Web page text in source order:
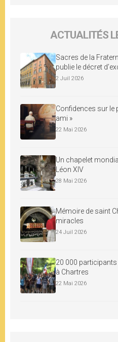
ACTUALITÉS
Sacres de la
publie le décret
2 Juil 2026
Confidences sur le
ami »
22 Mai 2026
Un chapelet
Léon XIV
28 Mai 2026
Mémoire de saint
miracles
24 Juil 2026
20 000
à Chartres
22 Mai 2026